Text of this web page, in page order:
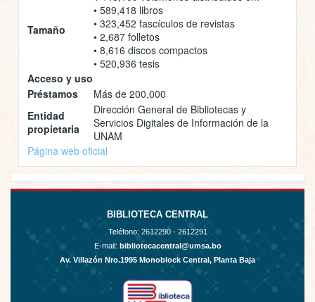
Tamaño
• 589,418 libros
• 323,452 fascículos de revistas
• 2,687 folletos
• 8,616 discos compactos
• 520,936 tesis
Acceso y uso
Préstamos
Más de 200,000
Entidad
propietaria
Dirección General de Bibliotecas y
Servicios Digitales de Información de la
UNAM
Página web oficial
BIBLIOTECA CENTRAL
Teléfono: 2612290 - 2612291
E-mail: bibliotecacentral@umsa.bo
Av. Villazón Nro.1995 Monoblock Central, Planta Baja